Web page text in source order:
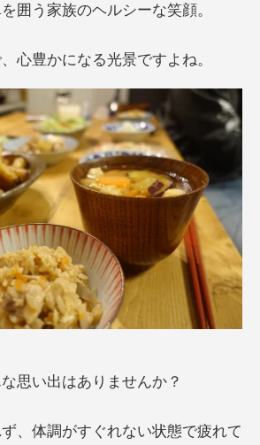
囲う家族のヘルシーな笑顔。
心豊かになる光景ですよね。
思い出はありませんか？
、体調がすぐれない状態で疲れて